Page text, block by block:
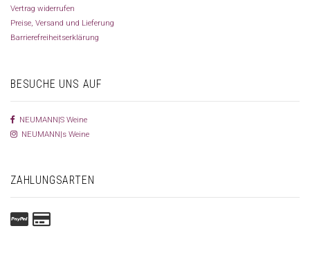
Vertrag widerrufen
Preise, Versand und Lieferung
Barrierefreiheitserklärung
BESUCHE UNS AUF
NEUMANN|S Weine
NEUMANN|s Weine
ZAHLUNGSARTEN